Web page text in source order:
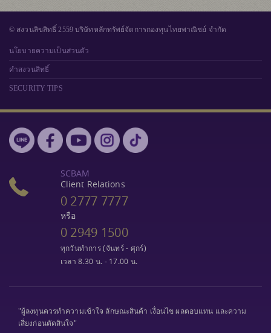
© สงวนลิขสิทธิ์ 2559 บริษัทหลักทรัพย์จัดการกองทุนไทยพาณิชย์ จำกัด
นโยบายความเป็นส่วนตัว
คำสงวนสิทธิ์
SECURITY TIPS
SCBAM
Client Relations
0 2777 7777
หรือ
0 2949 1500
ทุกวันทำการ (จันทร์ - ศุกร์)
เวลา 8.30 น. - 17.00 น.
"ผู้ลงทุนควรทำความเข้าใจ ลักษณะสินค้า เงื่อนไข ผลตอบแทน และความ
เสี่ยงก่อนตัดสินใจ"